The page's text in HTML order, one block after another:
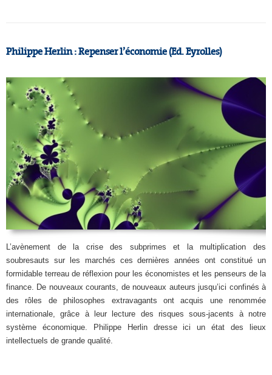
Philippe Herlin : Repenser l’économie (Ed. Eyrolles)
L’avènement de la crise des subprimes et la multiplication des
soubresauts sur les marchés ces dernières années ont constitué un
formidable terreau de réflexion pour les économistes et les penseurs de la
finance. De nouveaux courants, de nouveaux auteurs jusqu’ici confinés à
des rôles de philosophes extravagants ont acquis une renommée
internationale, grâce à leur lecture des risques sous-jacents à notre
système économique. Philippe Herlin dresse ici un état des lieux
intellectuels de grande qualité.